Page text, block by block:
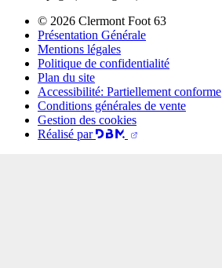
© 2026 Clermont Foot 63
Présentation Générale
Mentions légales
Politique de confidentialité
Plan du site
Accessibilité: Partiellement conforme
Conditions générales de vente
Gestion des cookies
Réalisé par